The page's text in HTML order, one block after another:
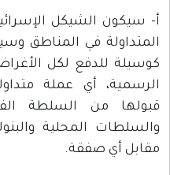
أ- سيكون الشيكل
المتداولة في المناطق
كوسيلة للدفع لكل
الرسمية، أي عملة
قبولها من السلطة
والسلطات المحلية
مقابل أي صفقة.